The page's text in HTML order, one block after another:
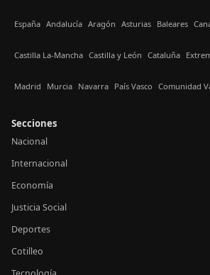
España Andalucía Aragón Asturias Baleares
Castilla La-Mancha Castilla y León Cataluña
Madrid Murcia Navarra País Vasco Comunidad
Secciones
Nacional
Internacional
Economía
Justicia Social
Deportes
Cotilleo